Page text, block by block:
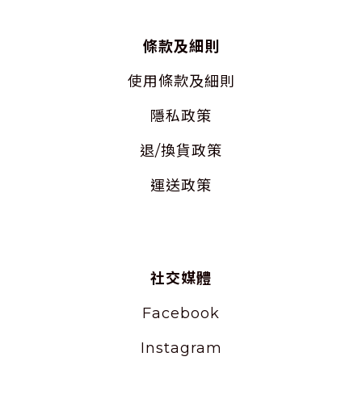
條款及細則
使用條款及細則
隱私政策
退/換貨政策
運送政策
社交媒體
Facebook
Instagram